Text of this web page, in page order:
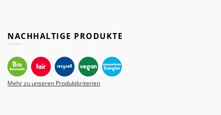
NACHHALTIGE PRODUKTE
Mehr zu unseren Produktkriterien